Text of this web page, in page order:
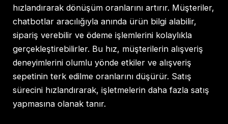
hızlandırarak dönüşüm oranlarını artırır. Müşteriler,
chatbotlar aracılığıyla anında ürün bilgi alabilir,
sipariş verebilir ve ödeme işlemlerini kolaylıkla
gerçekleştirebilirler. Bu hız, müşterilerin alışveriş
deneyimlerini olumlu yönde etkiler ve alışveriş
sepetinin terk edilme oranlarını düşürür. Satış
sürecini hızlandırarak, işletmelerin daha fazla satış
yapmasına olanak tanır.